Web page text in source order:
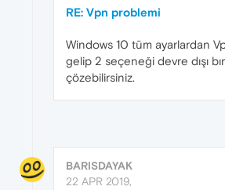
RE: Vpn problemi
Windows 10 tüm ayarlardan
gelip 2 seçeneği devre dışı
çözebilirsiniz.
BARISDAYAK
22 APR 2019,